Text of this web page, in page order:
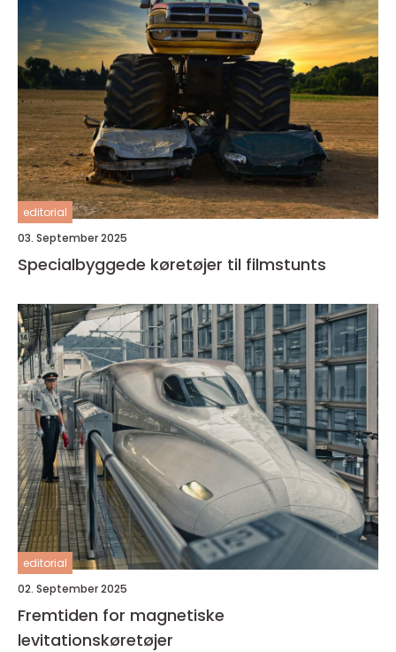
editorial
03. September 2025
Specialbyggede køretøjer til filmstunts
editorial
02. September 2025
Fremtiden for magnetiske
levitationskøretøjer